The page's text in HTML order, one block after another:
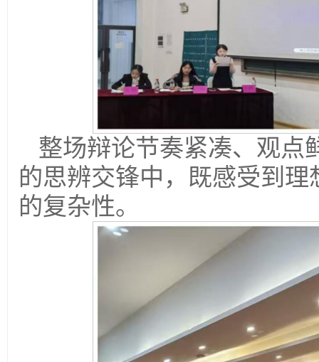
整场辩论节奏紧凑、观点
的思辨交锋中，既感受到
的复杂性。